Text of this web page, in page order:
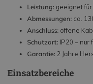
Leistung: geeignet
Abmessungen: ca.
Anschluss: offene
Schutzart: IP20 – nur
Garantie: 2 Jahre
Einsatzbereiche